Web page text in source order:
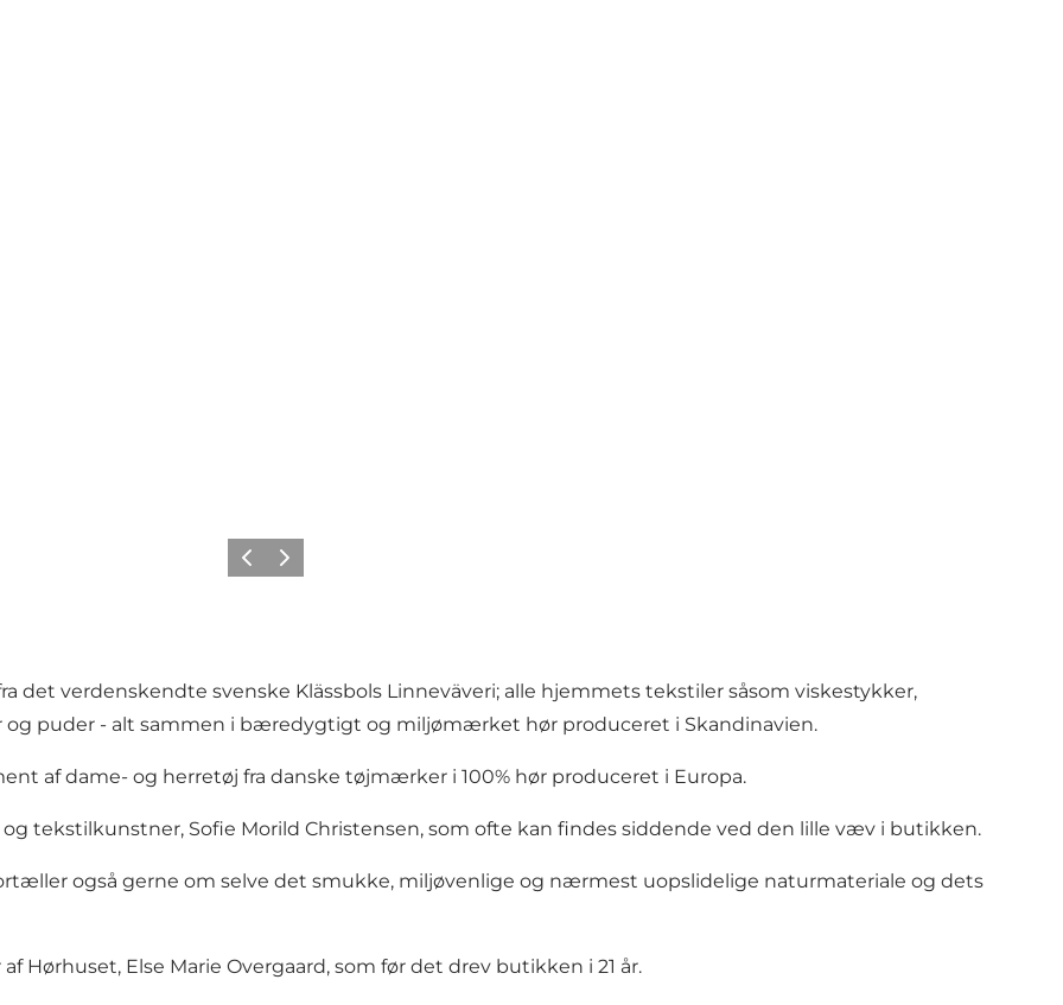
ForrigeNeste
verdenskendte svenske Klässbols Linneväveri; alle hjemmets tekstiler såsom viskestykker,
puder - alt sammen i bæredygtigt og miljømærket hør produceret i Skandinavien.
af dame- og herretøj fra danske tøjmærker i 100% hør produceret i Europa.
tekstilkunstner, Sofie Morild Christensen, som ofte kan findes siddende ved den lille væv i butikken.
også gerne om selve det smukke, miljøvenlige og nærmest uopslidelige naturmateriale og dets
Hørhuset, Else Marie Overgaard, som før det drev butikken i 21 år.